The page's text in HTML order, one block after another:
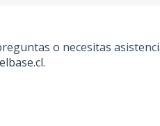
o necesitas
.